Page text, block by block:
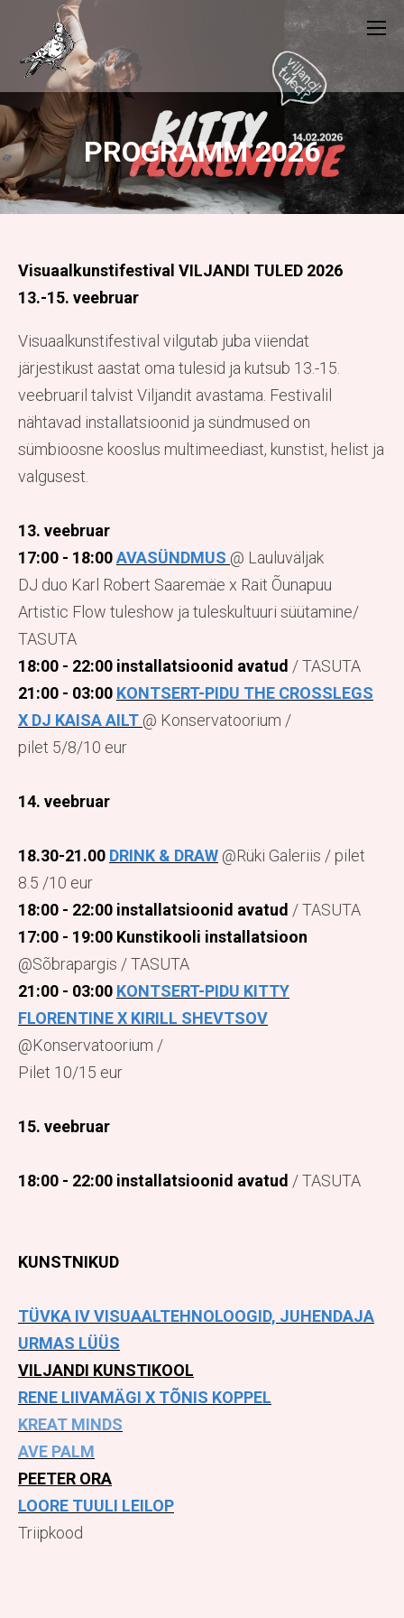
PROGRAMM 2026
Visuaalkunstifestival VILJANDI TULED 2026
13.-15. veebruar
Visuaalkunstifestival vilgutab juba viiendat
järjestikust aastat oma tulesid ja kutsub 13.-15.
veebruaril talvist Viljandit avastama. Festivalil
nähtavad installatsioonid ja sündmused on
sümbioosne kooslus multimeediast, kunstist, helist ja
valgusest.
13. veebruar
17:00 - 18:00AVASÜNDMUS @ Lauluväljak
DJ duo Karl Robert Saaremäe x Rait Õunapuu
Artistic Flow tuleshow ja tuleskultuuri süütamine/
TASUTA
18:00 - 22:00 installatsioonid avatud / TASUTA
21:00 - 03:00 KONTSERT-PIDU THE CROSSLEGS
X DJ KAISA AILT @ Konservatoorium /
pilet 5/8/10 eur
14. veebruar
18.30-21.00 DRINK & DRAW @Rüki Galeriis / pilet
8.5 /10 eur
18:00 - 22:00 installatsioonid avatud / TASUTA
17:00 - 19:00 Kunstikooli installatsioon
@Sõbrapargis / TASUTA
21:00 - 03:00 KONTSERT-PIDU KITTY
FLORENTINE X KIRILL SHEVTSOV
@Konservatoorium /
Pilet 10/15 eur
15. veebruar
18:00 - 22:00 installatsioonid avatud / TASUTA
KUNSTNIKUD
TÜVKA IV VISUAALTEHNOLOOGID, JUHENDAJA
URMAS LÜÜS
VILJANDI KUNSTIKOOL
RENE LIIVAMÄGI X TÕNIS KOPPEL
KREAT MINDS
AVE PALM
PEETER ORA
LOORE TUULI LEILOP
Triipkood